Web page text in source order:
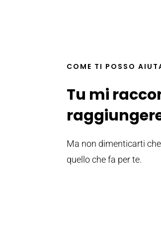
COME TI POSSO
Tu mi
Ma non dimenticarti
quello che fa per te.